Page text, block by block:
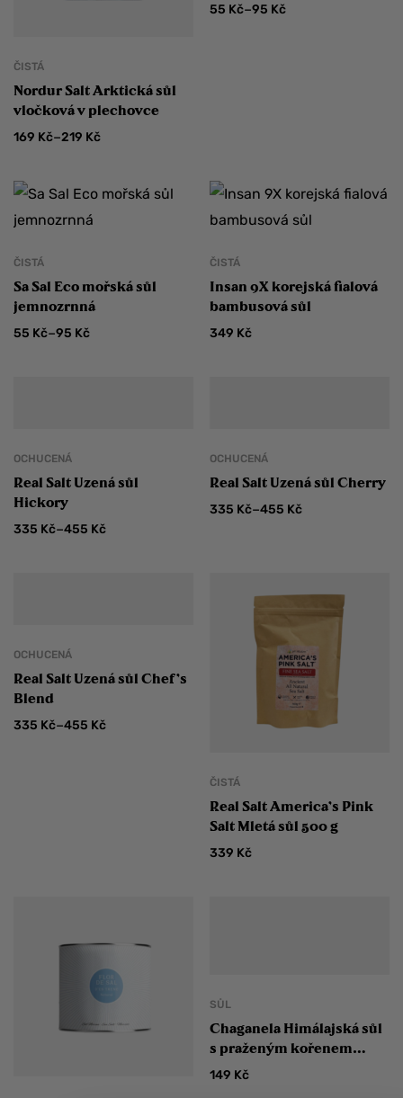
ČISTÁ
Nordur Salt Arktická sůl
vločková v plechovce
169 Kč–219 Kč
55 Kč–95 Kč
ČISTÁ
Sa Sal Eco mořská sůl
jemnozrnná
55 Kč–95 Kč
ČISTÁ
Insan 9X korejská fialová
bambusová sůl
349 Kč
OCHUCENÁ
Real Salt Uzená sůl
Hickory
335 Kč–455 Kč
OCHUCENÁ
Real Salt Uzená sůl Cherry
335 Kč–455 Kč
OCHUCENÁ
Real Salt Uzená sůl Chef’s
Blend
335 Kč–455 Kč
ČISTÁ
Real Salt America’s Pink
Salt Mletá sůl 500 g
339 Kč
SŮL
Chaganela Himálajská sůl
s praženým kořenem
pampelišky
149 Kč